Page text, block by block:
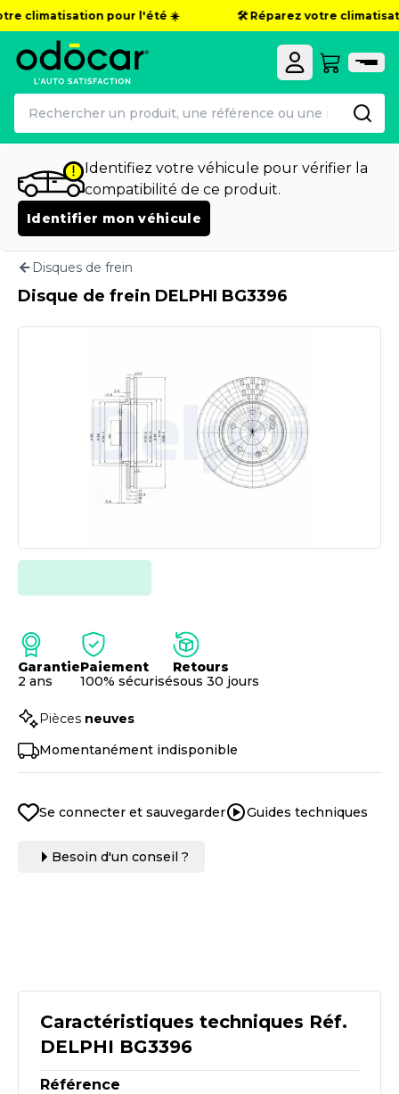
climatisation pour l'été ☀️ 🛠️ Réparez votre
Identifiez votre véhicule pour vérifier la
compatibilité de ce produit.
Identifier mon véhicule
Disques de frein
Caractéristiques techniques Réf.
DELPHI BG3396
Référence
Disque de frein DELPHI BG3396
Garantie
2 ans
Paiement
100% sécurisé
Retours
sous 30 jours
Pièces neuves
Momentanément indisponible
Se connecter et sauvegarder Guides techniques
Besoin d'un conseil ?